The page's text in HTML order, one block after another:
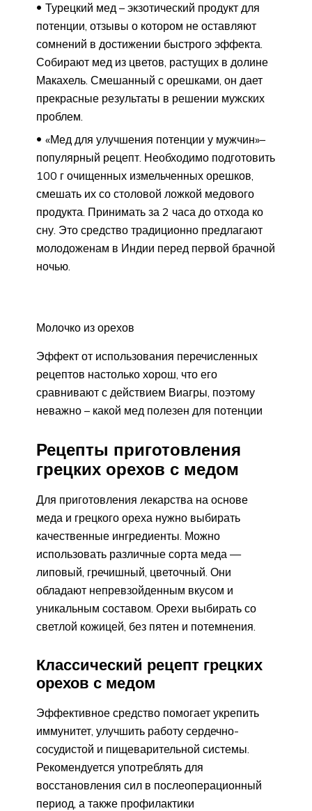
Турецкий мед – экзотический продукт для
потенции, отзывы о котором не оставляют
сомнений в достижении быстрого эффекта.
Собирают мед из цветов, растущих в долине
Макахель. Смешанный с орешками, он дает
прекрасные результаты в решении мужских
проблем.
«Мед для улучшения потенции у мужчин»–
популярный рецепт. Необходимо подготовить
100 г очищенных измельченных орешков,
смешать их со столовой ложкой медового
продукта. Принимать за 2 часа до отхода ко
сну. Это средство традиционно предлагают
молодоженам в Индии перед первой брачной
ночью.
Молочко из орехов
Эффект от использования перечисленных
рецептов настолько хорош, что его
сравнивают с действием Виагры, поэтому
неважно – какой мед полезен для потенции
Рецепты приготовления
грецких орехов с медом
Для приготовления лекарства на основе
меда и грецкого ореха нужно выбирать
качественные ингредиенты. Можно
использовать различные сорта меда —
липовый, гречишный, цветочный. Они
обладают непревзойденным вкусом и
уникальным составом. Орехи выбирать со
светлой кожицей, без пятен и потемнения.
Классический рецепт грецких
орехов с медом
Эффективное средство помогает укрепить
иммунитет, улучшить работу сердечно-
сосудистой и пищеварительной системы.
Рекомендуется употреблять для
восстановления сил в послеоперационный
период, а также профилактики